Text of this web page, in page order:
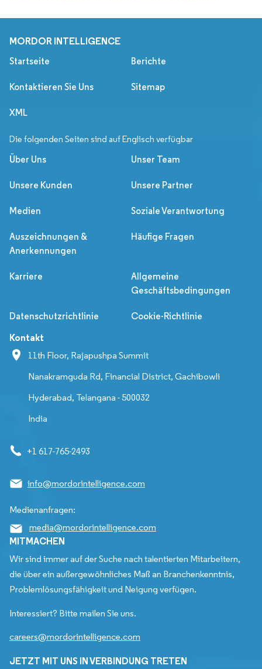
MORDOR INTELLIGENCE
Startseite Berichte
Kontaktieren Sie Uns Sitemap
XML
Die folgenden Seiten sind auf Englisch verfügbar
Über Uns Unser Team
Unsere Kunden Unsere Partner
Medien Soziale Verantwortung
Auszeichnungen &
Anerkennungen
Häufige Fragen
Karriere
Allgemeine
Geschäftsbedingungen
Datenschutzrichtlinie Cookie-Richtlinie
Kontakt
11th Floor, Rajapushpa Summit
Nanakramguda Rd, Financial District, Gachibowli
Hyderabad, Telangana - 500032
India
+1 617-765-2493
info@mordorintelligence.com
Medienanfragen:
media@mordorintelligence.com
MITMACHEN
Wir sind immer auf der Suche nach talentierten Mitarbeitern,
die über ein außergewöhnliches Maß an Branchenkenntnis,
Problemlösungsfähigkeit und Neigung verfügen.
Interessiert? Bitte mailen Sie uns.
careers@mordorintelligence.com
JETZT MIT UNS IN VERBINDUNG TRETEN